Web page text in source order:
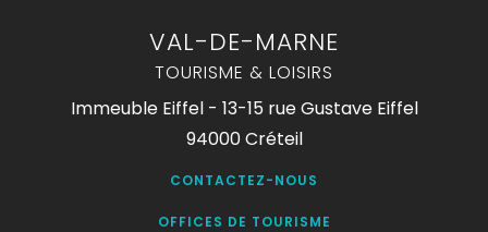
VAL-DE-MARNE
TOURISME & LOISIRS
Immeuble Eiffel - 13-15 rue Gustave Eiffel
94000 Créteil
CONTACTEZ-NOUS
OFFICES DE TOURISME